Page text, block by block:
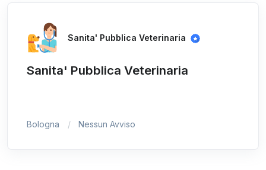
Sanita' Pubblica Veterinaria
Sanita' Pubblica Veterinaria
Bologna Nessun Avviso